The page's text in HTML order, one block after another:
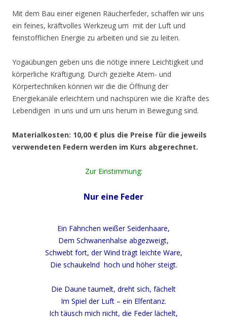
Mit dem Bau einer eigenen Räucherfeder, schaffen wir uns
ein feines, kräftvolles Werkzeug um mit der Luft und
feinstofflichen Energie zu arbeiten und sie zu leiten.
Yogaübungen geben uns die nötige innere Leichtigkeit und
körperliche Kräftigung. Durch gezielte Atem- und
Körpertechniken können wir die die Öffnung der
Energiekanäle erleichtern und nachspüren wie die Kräfte des
Lebendigen in uns und um uns herum in Bewegung sind.
Materialkosten: 10,00 € plus die Preise für die jeweils
verwendeten Federn werden im Kurs abgerechnet.
Zur Einstimmung:
Nur eine Feder
Ein Fähnchen weißer Seidenhaare,
Dem Schwanenhalse abgezweigt,
Schwebt fort, der Wind trägt leichte Ware,
Die schaukelnd hoch und höher steigt.
Die Daune taumelt, dreht sich, fächelt
Im Spiel der Luft – ein Elfentanz.
Ich täusch mich nicht, die Feder lächelt,